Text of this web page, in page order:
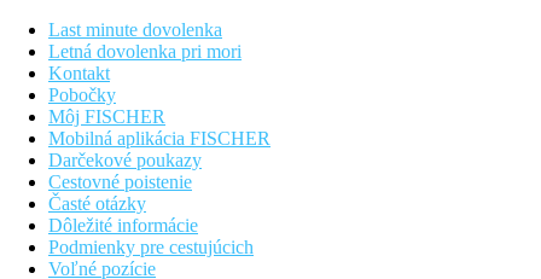
Last minute dovolenka
Letná dovolenka pri mori
Kontakt
Pobočky
Môj FISCHER
Mobilná aplikácia FISCHER
Darčekové poukazy
Cestovné poistenie
Časté otázky
Dôležité informácie
Podmienky pre cestujúcich
Voľné pozície